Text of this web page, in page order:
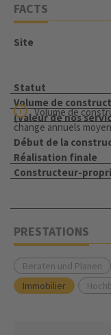
FACTS
Site
Statut
Volume de
(valeur de nos
Volume de
change annuels
Début de la
Réalisation finale
Constructeur-
PRESTATIONS
Beraten und Planen
Immobilier